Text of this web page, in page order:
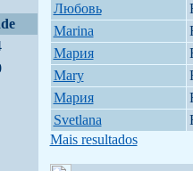
Любовь
Marina
Мария
Mary
Мария
Svetlana
Mais resultados